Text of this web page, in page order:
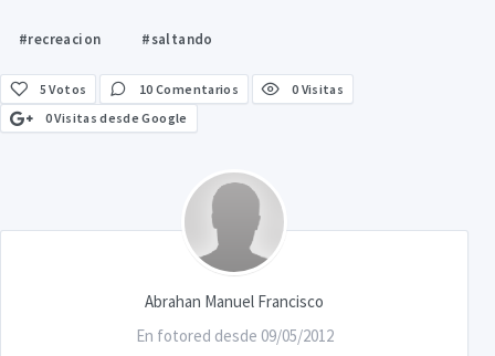
#recreacion #saltando
5 Votos 10 Comentarios
0 Visitas
0 Visitas desde Google
Abrahan Manuel Francisco
En fotored desde 09/05/2012